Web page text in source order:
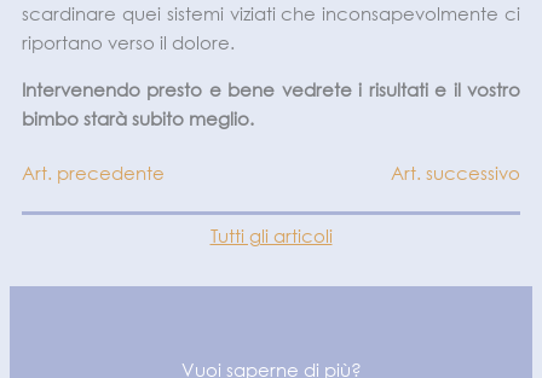
scardinare quei sistemi viziati che inconsapevolmente ci
riportano verso il dolore.
Intervenendo presto e bene vedrete i risultati e il vostro
bimbo starà subito meglio.
Art. precedente Art. successivo
Tutti gli articoli
Vuoi saperne di più?